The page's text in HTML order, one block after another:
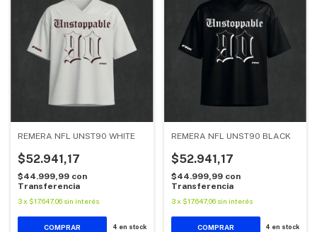
REMERA NFL UNST90 WHITE
$52.941,17
$44.999,99 con
Transferencia
3x $17.647,06 sin interés
COMPRAR 4 en stock
REMERA NFL UNST90 BLACK
$52.941,17
$44.999,99 con
Transferencia
3 x $17.647,06 sin interés
COMPRAR 4 en stock